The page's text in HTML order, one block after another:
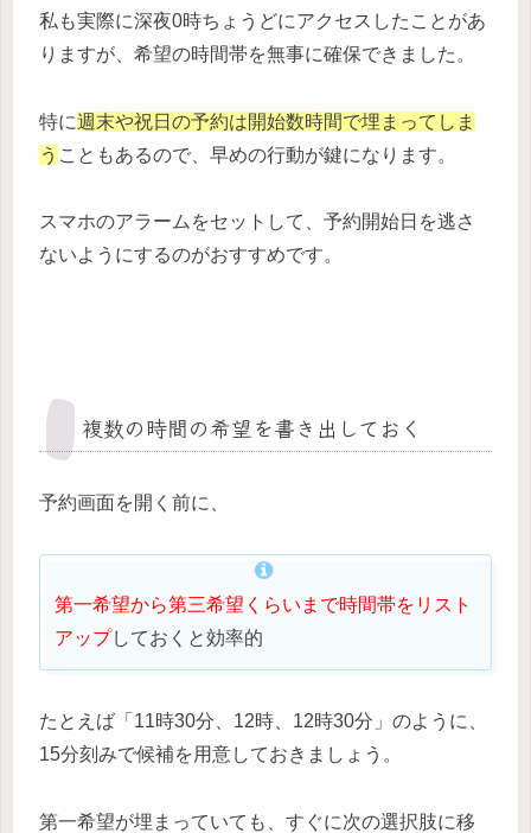
私も実際に深夜0時ちょうどにアクセスしたことがあ
りますが、希望の時間帯を無事に確保できました。
特に週末や祝日の予約は開始数時間で埋まってしま
う こともあるので、早めの行動が鍵になります。
スマホのアラームをセットして、予約開始日を逃さ
ないようにするのがおすすめです。
複数の時間の希望を書き出しておく
予約画面を開く前に、
第一希望から第三希望くらいまで時間帯をリスト
アップしておくと効率的
たとえば「11時30分、12時、12時30分」のように、
15分刻みで候補を用意しておきましょう。
第一希望が埋まっていても、すぐに次の選択肢に移